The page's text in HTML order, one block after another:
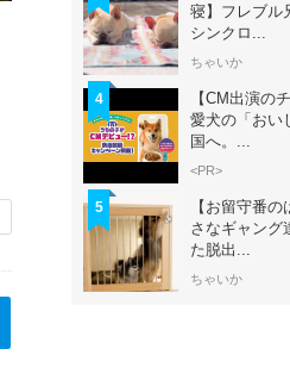
寝】フレブル
シンクロ...
ちゃいか
4
【CM出演の
愛犬の「おい
国へ。...
<PR>
5
【お留守番
さなギャング
た脱出...
ちゃいか